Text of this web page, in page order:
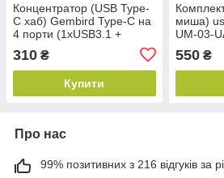
Концентратор (USB Type-
C хаб) Gembird Type-C на
4 порти (1xUSB3.1 +
3xUSB2.0), метал, срiбний
310 ₴
Купити
миша)
UM-03-
550₴
Про нас
99% позитивних з 216 відгуків за